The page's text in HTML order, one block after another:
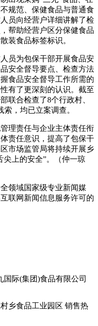
规范、保健食品与普通食
员向经营户详细讲解了检
帮助经营户区分保健食品
装食品标签标识。
为包保干部开展食品安
安全督导要点、检查方法
食品安全督导工作所需的
有了更深刻的认识。截至
联合检查了8个行政村、
，均已立案调查。
责任与企业主体责任衔
责任意识，提高了包保干
市场监管局将持续开展乡
尖上的安全”。（仲一琼
领域国家级专业新闻媒
联网新闻信息服务许可的
国际(集团)食品有限公司
乡食品工业园区 销售热